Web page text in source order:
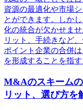
資源の最適化や市場
とができます。しか
化の統合が欠かせま
リット、手続きなど
ポイント企業の合併
を形成することを指す
M&Aのスキーム
リット、選び方を